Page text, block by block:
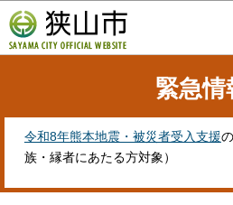
の
ペ
す
緊急情
令和8年熊本地震・被災者受入支援
族・縁者にあたる方対象）